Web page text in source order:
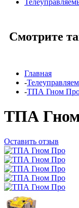
Смотрите
Главная
-
-ТПА Гном
ТПА
Оставить отзыв